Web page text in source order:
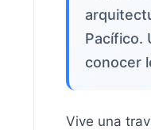
Pacífico.
conocer
Vive una